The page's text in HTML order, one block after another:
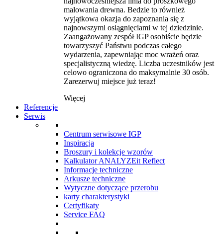
malowania drewna. Bedzie to również
wyjątkowa okazja do zapoznania się z
najnowszymi osiągnięciami w tej dziedzinie.
Zaangażowany zespół IGP osobiście będzie
towarzyszyć Państwu podczas całego
wydarzenia, zapewniając moc wrażeń oraz
specjalistyczną wiedzę. Liczba uczestników jest
celowo ograniczona do maksymalnie 30 osób.
Zarezerwuj miejsce już teraz!
Więcej
Referencje
Serwis
Centrum serwisowe IGP
Inspiracja
Broszury i kolekcje wzorów
Kalkulator ANALYZEit Reflect
Informacje techniczne
Arkusze techniczne
Wytyczne dotyczące przerobu
karty charakterystyki
Certyfikaty
Service FAQ